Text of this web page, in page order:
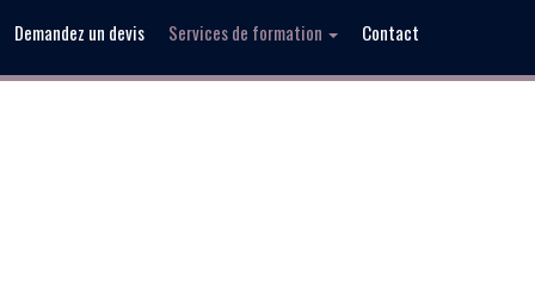
Demandez un devis Services de formation Contact